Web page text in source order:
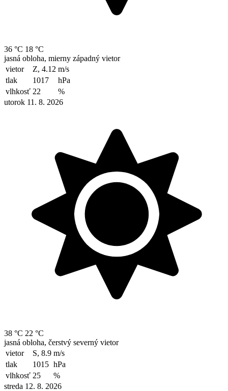
36 °C 18 °C
jasná obloha, mierny západný vietor
vietor
Z, 4.12 m/s
tlak
1017
hPa
vlhkosť 22
%
utorok 11. 8. 2026
38 °C 22 °C
jasná obloha, čerstvý severný vietor
vietor
S, 8.9 m/s
tlak
1015 hPa
vlhkosť 25
%
streda 12. 8. 2026